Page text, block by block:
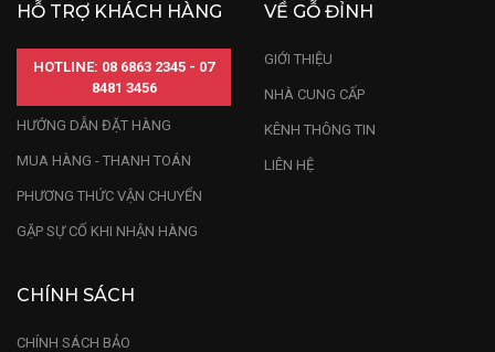
HỖ TRỢ KHÁCH HÀNG
HOTLINE: 08 6863 2345 - 07
8481 3456
HƯỚNG DẪN ĐẶT HÀNG
MUA HÀNG - THANH TOÁN
PHƯƠNG THỨC VẬN CHUYỂN
GẶP SỰ CỐ KHI NHẬN HÀNG
VỀ GỖ ĐỈNH
GIỚI THIỆU
NHÀ CUNG CẤP
KÊNH THÔNG TIN
LIÊN HỆ
CHÍNH SÁCH
CHÍNH SÁCH BẢO